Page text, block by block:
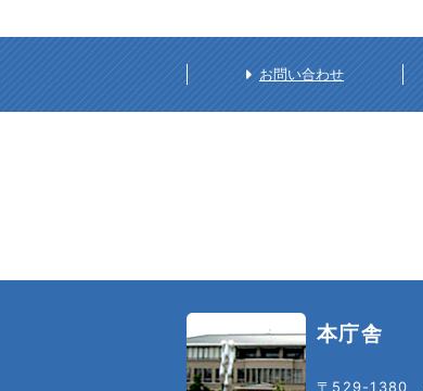
お問い合わせ
本庁舎
〒529-1380